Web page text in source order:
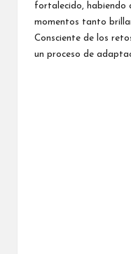
fortalecido, habiendo
momentos tanto
Consciente de los
un proceso de